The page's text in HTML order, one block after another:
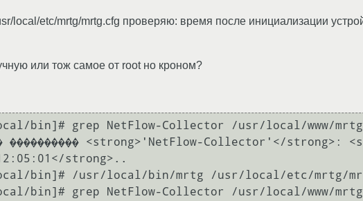
local/etc/mrtg/mrtg.cfg проверяю: время после инициализации
или тож самое от root но кроном?
bin]# grep NetFlow-Collector /usr/local/www/
���������� <strong>'NetFlow-Collector'</strong>:
strong>..
bin]# /usr/local/bin/mrtg /usr/local/etc/mrtg/
bin]# grep NetFlow-Collector /usr/local/www/